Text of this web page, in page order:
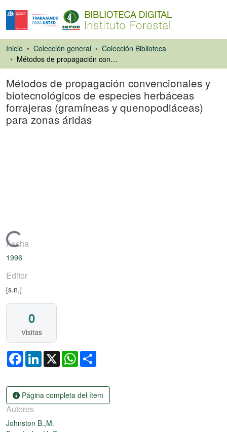
Inicio Colección general
Colección Biblioteca
Métodos de propagación convencionales y biotecnológicos de especies herbáceas forrajeras (gramíneas y quenopodiáceas) para zonas áridas
Métodos de propagación convencionales y
biotecnológicos de especies herbáceas
forrajeras (gramíneas y quenopodiáceas)
para zonas áridas
Cargando...
Fecha
1996
Editor
[s.n.]
0
Visitas
FacebookLinkedIn
X WhatsApp
Página completa del ítem
Autores
Johnston B.,M.